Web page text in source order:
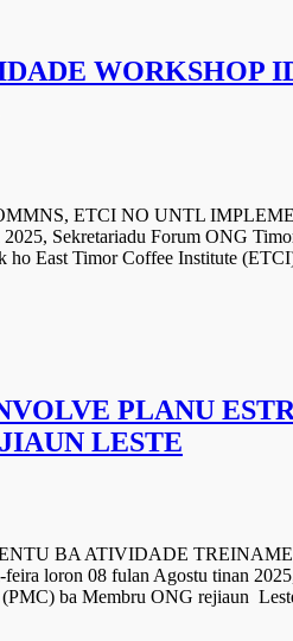
WORKSHOP
NO UNTL IMPLEMENTA
Sekretariadu Forum ONG
East Timor Coffee Institute
PLANU
LESTE
loron 08 fulan Agostu tinan
ba Membru ONG rejiaun